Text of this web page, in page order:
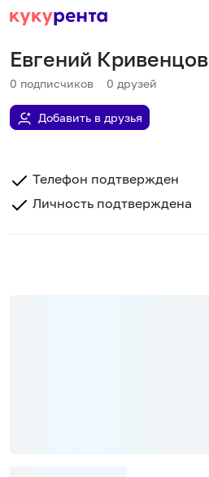
Евгений Кривенцов
0 подписчиков 0 друзей
Добавить в друзья
Телефон подтвержден
Личность подтверждена